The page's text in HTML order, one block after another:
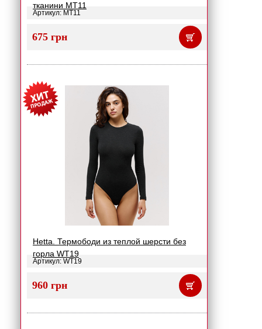
тканини MT11
Артикул: MT11
675 грн
Hetta. Термободи из теплой шерсти без
горла WT19
Артикул: WT19
960 грн